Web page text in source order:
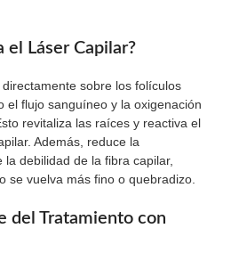
el Láser Capilar?
sobre los folículos
el flujo sanguíneo y la oxigenación
revitaliza las raíces y reactiva el
Además, reduce la
la debilidad de la fibra capilar,
se vuelva más fino o quebradizo.
del Tratamiento con